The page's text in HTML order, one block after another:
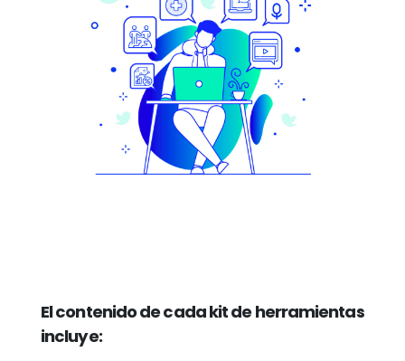
El contenido de cada kit de herramientas
incluye: